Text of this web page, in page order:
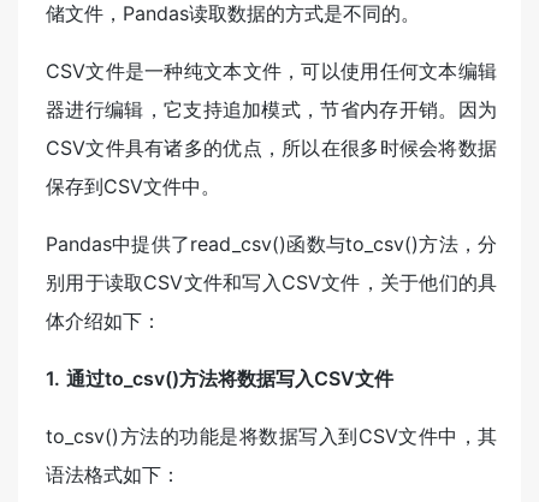
储文件，Pandas读取数据的方式是不同的。
CSV文件是一种纯文本文件，可以使用任何文本编辑
器进行编辑，它支持追加模式，节省内存开销。因为
CSV文件具有诸多的优点，所以在很多时候会将数据
保存到CSV文件中。
Pandas中提供了read_csv()函数与to_csv()方法，分
别用于读取CSV文件和写入CSV文件，关于他们的具
体介绍如下：
1. 通过to_csv()方法将数据写入CSV文件
to_csv()方法的功能是将数据写入到CSV文件中，其
语法格式如下：